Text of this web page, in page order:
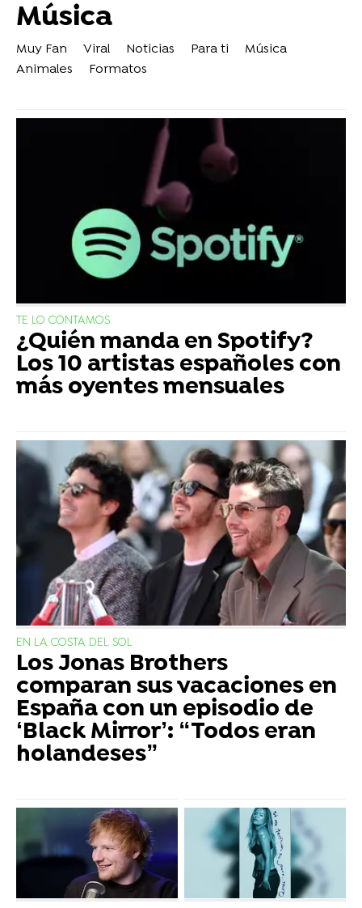
Música
Muy Fan Viral Noticias Para ti
Música
Animales
Formatos
TE LO CONTAMOS
¿Quién manda en Spotify?
Los 10 artistas españoles con
más oyentes mensuales
EN LA COSTA DEL SOL
Los Jonas Brothers
comparan sus vacaciones en
España con un episodio de
‘Black Mirror’: “Todos eran
holandeses”